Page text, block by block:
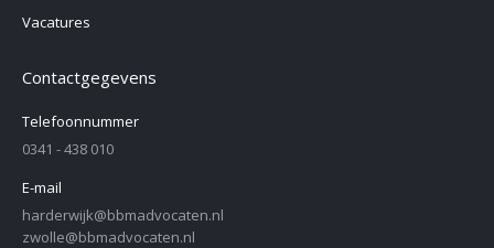
Vacatures
Contactgegevens
Telefoonnummer
0341 - 438 010
E-mail
harderwijk@bbmadvocaten.nl
zwolle@bbmadvocaten.nl